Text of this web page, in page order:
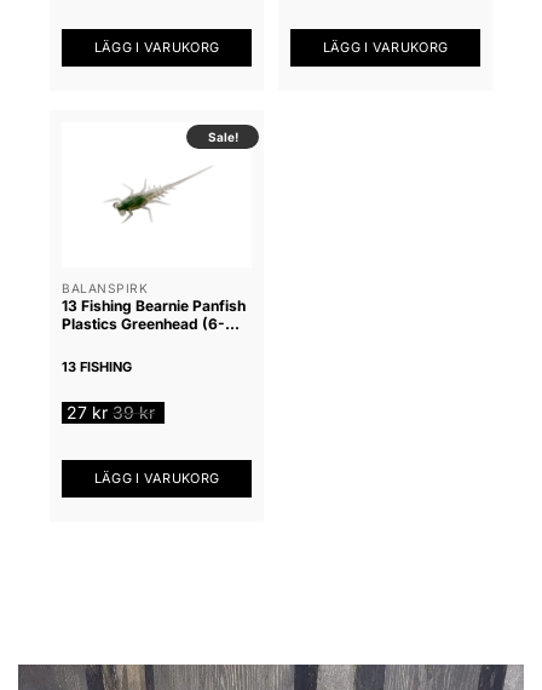
LÄGG I VARUKORG LÄGG I VARUKORG
Sale!
BALANSPIRK
13 Fishing Bearnie Panfish
Plastics Greenhead (6-
13 FISHING
27 kr 39kr
LÄGG I VARUKORG